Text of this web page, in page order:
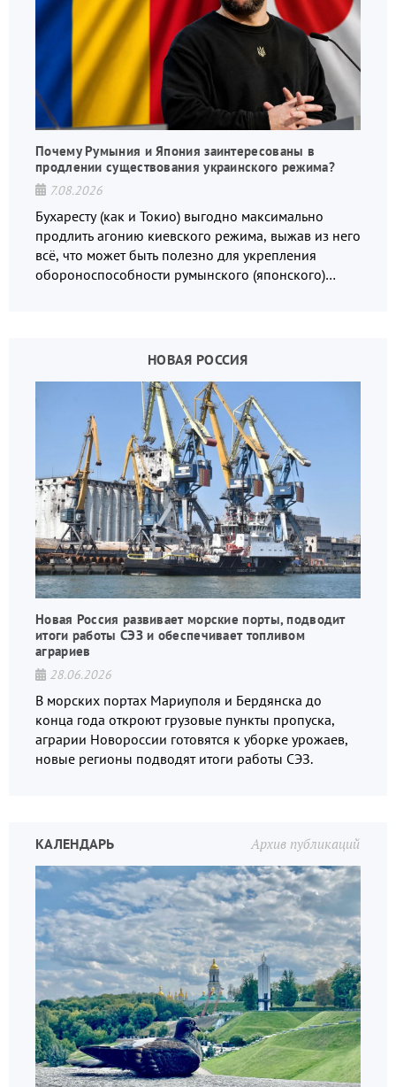
Почему Румыния и Япония заинтересованы в
продлении существования украинского режима?
7.08.2026
Бухаресту (как и Токио) выгодно максимально
продлить агонию киевского режима, выжав из него
всё, что может быть полезно для укрепления
обороноспособности румынского (японского)
НОВАЯ РОССИЯ
Новая Россия развивает морские порты, подводит
итоги работы СЭЗ и обеспечивает топливом
аграриев
28.06.2026
В морских портах Мариуполя и Бердянска до
конца года откроют грузовые пункты пропуска,
аграрии Новороссии готовятся к уборке урожаев,
новые регионы подводят итоги работы СЭЗ.
Архив публикаций
КАЛЕНДАРЬ